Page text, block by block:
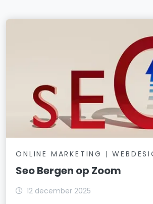
ONLINE MARKETING |
Seo Bergen op Zoom
12 december 2025